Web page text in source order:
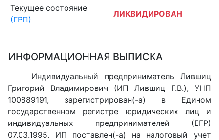
Текущее состояние
(ГРП)
ЛИКВИДИРОВАН
ИНФОРМАЦИОННАЯ ВЫПИСКА
Индивидуальный предприниматель Лившиц
Григорий Владимирович (ИП Лившиц Г.В.), УНП
100889191, зарегистрирован(-а) в Едином
государственном регистре юридических лиц и
индивидуальных предпринимателей (ЕГР)
07.03.1995. ИП поставлен(-a) на налоговый учет